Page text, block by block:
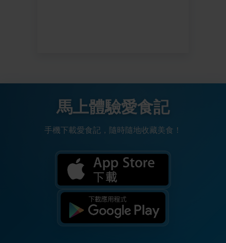
馬上體驗愛食記
手機下載愛食記，隨時隨地收藏美食！